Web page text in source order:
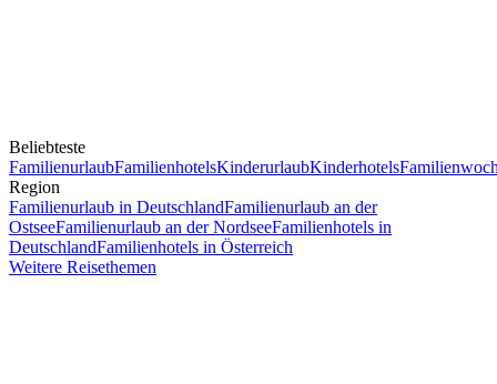
Beliebteste
FamilienurlaubFamilienhotelsKinderurlaubKinderhotels
Region
Familienurlaub in DeutschlandFamilienurlaub an der
OstseeFamilienurlaub an der NordseeFamilienhotels in
DeutschlandFamilienhotels in Österreich
Weitere Reisethemen